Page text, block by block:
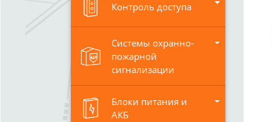
Контроль доступа
Системы охранно-
пожарной
сигнализации
Блоки питания и
АКБ